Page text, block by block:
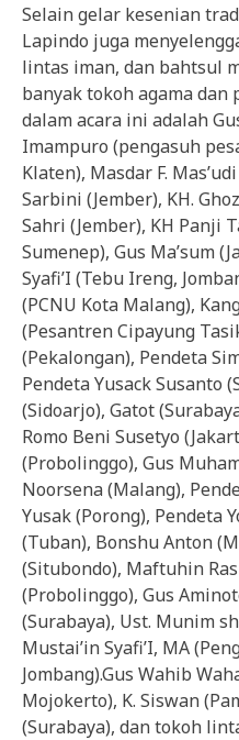
Selain gelar kesenian
Lapindo juga
lintas iman, dan bahtsul
banyak tokoh agama dan
dalam acara ini adalah
Imampuro (pengasuh
Klaten), Masdar F.
Sarbini (Jember), KH.
Sahri (Jember), KH Panji
Sumenep), Gus Ma’sum
Syafi’I (Tebu Ireng,
(PCNU Kota Malang),
(Pesantren Cipayung
(Pekalongan), Pendeta
Pendeta Yusack Susanto
(Sidoarjo), Gatot
Romo Beni Susetyo
(Probolinggo), Gus
Noorsena (Malang),
Yusak (Porong), Pendeta
(Tuban), Bonshu Anton
(Situbondo), Maftuhin
(Probolinggo), Gus
(Surabaya), Ust. Munim
Mustai’in Syafi’I, MA
Jombang).Gus Wahib
Mojokerto), K. Siswan
(Surabaya), dan tokoh